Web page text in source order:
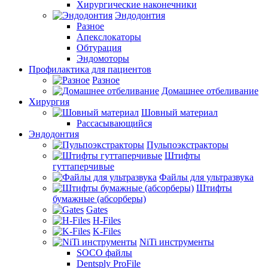
Хирургические наконечники
Эндодонтия
Разное
Апекслокаторы
Обтурация
Эндомоторы
Профилактика для пациентов
Разное
Домашнее отбеливание
Хирургия
Шовный материал
Рассасывающийся
Эндодонтия
Пульпоэкстракторы
Штифты
гуттаперчивые
Файлы для ультразвука
Штифты
бумажные (абсорберы)
Gates
H-Files
K-Files
NiTi инструменты
SOCO файлы
Dentsply ProFile